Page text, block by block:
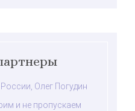
Олег Погудин
и не пропускаем